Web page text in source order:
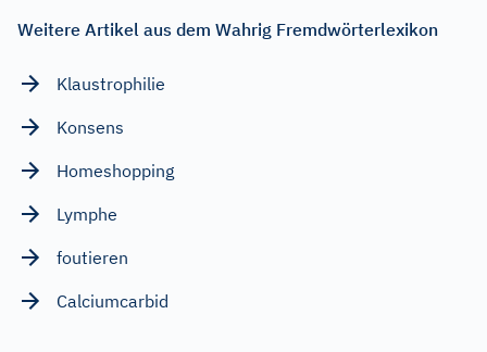
Weitere Artikel aus dem Wahrig Fremdwörterlexikon
Klaustrophilie
Konsens
Homeshopping
Lymphe
foutieren
Calciumcarbid